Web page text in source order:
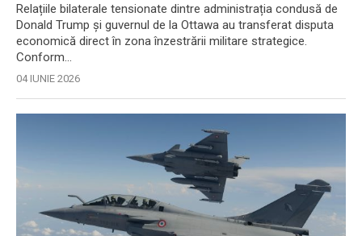
Relațiile bilaterale tensionate dintre administrația condusă de
Donald Trump și guvernul de la Ottawa au transferat disputa
economică direct în zona înzestrării militare strategice.
Conform...
04 IUNIE 2026